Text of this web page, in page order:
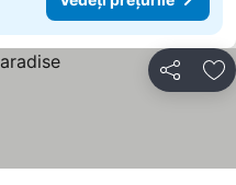
Distribuiți